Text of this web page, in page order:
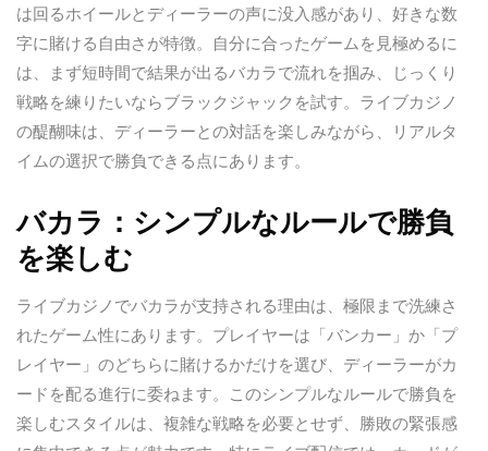
は回るホイールとディーラーの声に没入感があり、好きな数
字に賭ける自由さが特徴。自分に合ったゲームを見極めるに
は、まず短時間で結果が出るバカラで流れを掴み、じっくり
戦略を練りたいならブラックジャックを試す。ライブカジノ
の醍醐味は、ディーラーとの対話を楽しみながら、リアルタ
イムの選択で勝負できる点にあります。
バカラ：シンプルなルールで勝負
を楽しむ
ライブカジノでバカラが支持される理由は、極限まで洗練さ
れたゲーム性にあります。プレイヤーは「バンカー」か「プ
レイヤー」のどちらに賭けるかだけを選び、ディーラーがカ
ードを配る進行に委ねます。このシンプルなルールで勝負を
楽しむスタイルは、複雑な戦略を必要とせず、勝敗の緊張感